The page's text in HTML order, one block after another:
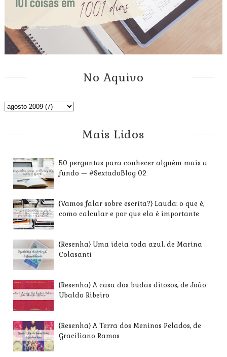
No Aquivo
Mais Lidos
50 perguntas para conhecer alguém mais a
fundo — #SextadoBlog 02
{Vamos falar sobre escrita?} Lauda: o que é,
como calcular e por que ela é importante
{Resenha} Uma ideia toda azul, de Marina
Colasanti
{Resenha} A casa dos budas ditosos, de João
Ubaldo Ribeiro
{Resenha} A Terra dos Meninos Pelados, de
Graciliano Ramos